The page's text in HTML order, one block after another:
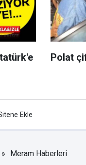
Polat
Ekle
Meram Haberleri